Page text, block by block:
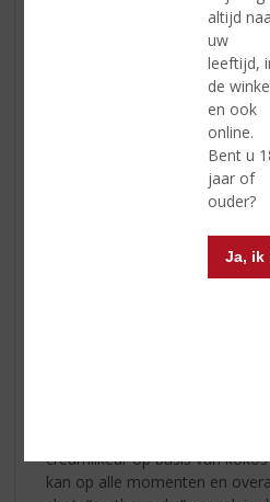
altijd
uw
leeftijd,
de
en ook
online.
Bent u
jaar of
ouder?
Ja, ik
smaakt ouderwets lekker!
creamlikeur op basis van
kan op alle momenten en